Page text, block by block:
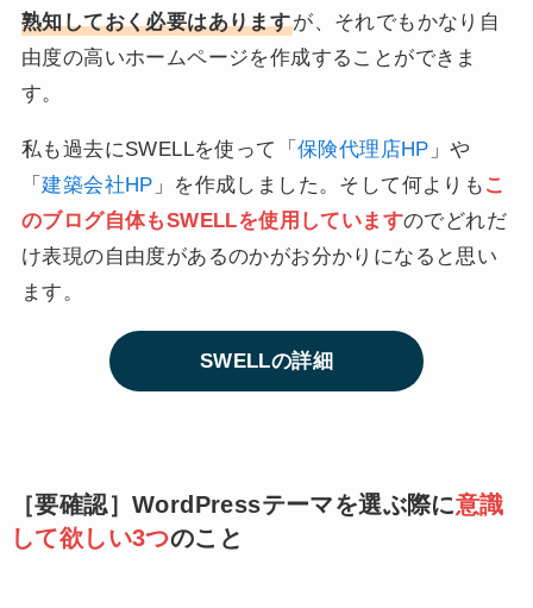
熟知しておく必要はありますが、それでもかなり自
由度の高いホームページを作成することができま
す。
私も過去にSWELLを使って「 保険代理店HP 」や
「建築会社HP 」を作成しました。そして何よりも こ
のブログ自体もSWELLを使用していますのでどれだ
け表現の自由度があるのかがお分かりになると思い
ます。
SWELLの詳細
［要確認］WordPressテーマを選ぶ際に意識
して欲しい3つのこと